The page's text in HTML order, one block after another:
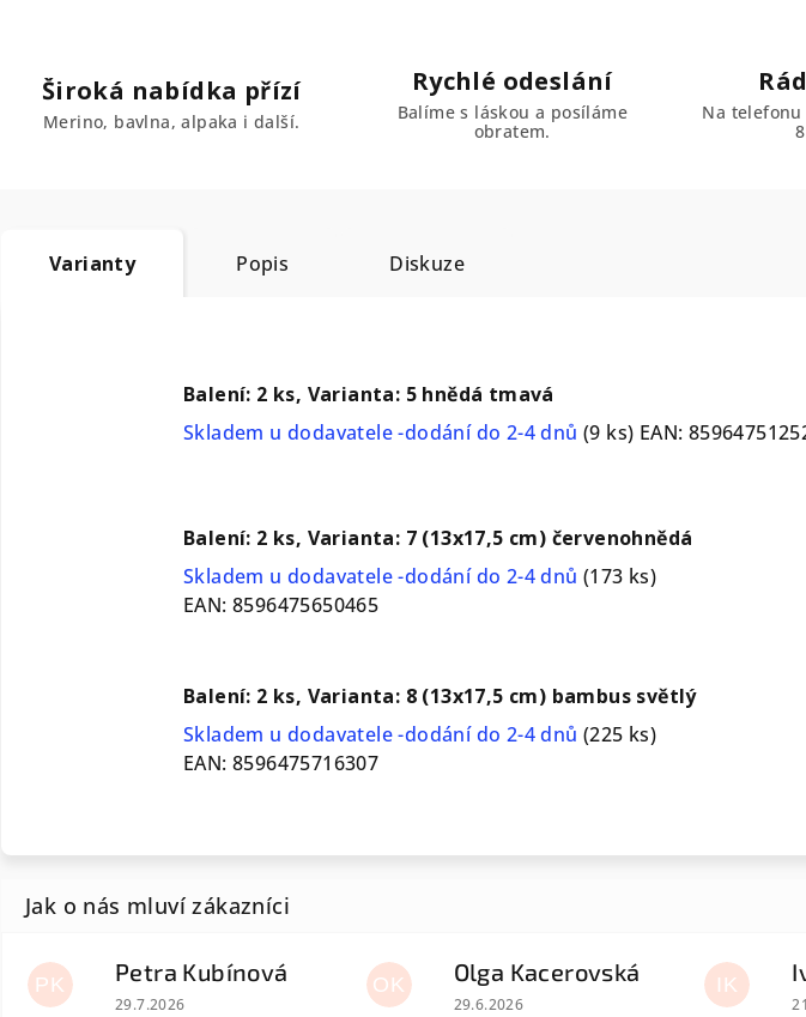
Široká nabídka přízí
Merino, bavlna, alpaka i další.
Rychlé odeslání
Balíme s láskou a posíláme
obratem.
Na
Varianty Popis Diskuze
Balení: 2 ks, Varianta: 5 hnědá tmavá
Skladem u dodavatele -dodání do 2-4 dnů (9 ks) EAN:
Balení: 2 ks, Varianta: 7 (13x17,5 cm) červenohnědá
Skladem u dodavatele -dodání do 2-4 dnů (173 ks)
EAN: 8596475650465
Balení: 2 ks, Varianta: 8 (13x17,5 cm) bambus světlý
Skladem u dodavatele -dodání do 2-4 dnů (225 ks)
EAN: 8596475716307
PK Petra Kubínová
Hodnocení obchodu je 5 z 5 hvězdiček.
29.7.2026
OK Olga Kacerovská
Hodnocení obchodu je 5 z 5 hvězdiček.
29.6.2026
IK